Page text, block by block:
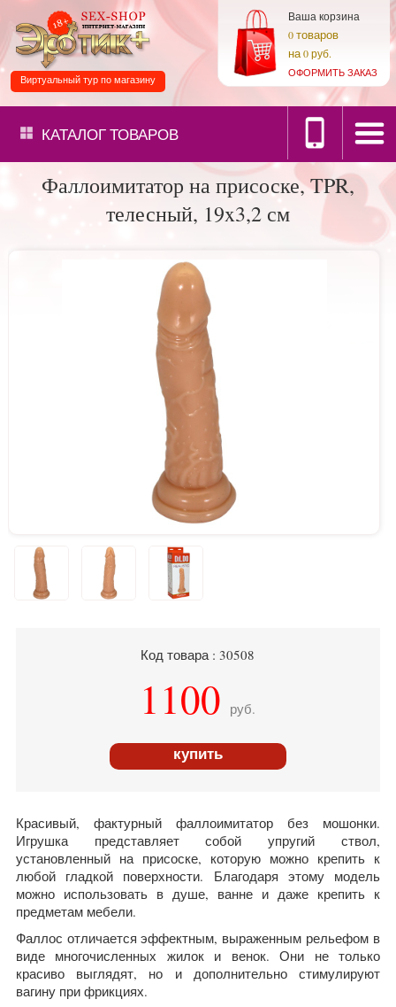
Ваша корзина
0товаров
на0 руб.
ОФОРМИТЬ ЗАКАЗ
Виртуальный тур по магазину
КАТАЛОГТОВАРОВ
Фаллоимитатор на присоске, TPR,
телесный, 19x3,2 см
Код товара : 30508
1100 руб.
купить
Красивый, фактурный фаллоимитатор без мошонки.
Игрушка представляет собой упругий ствол,
установленный на присоске, которую можно крепить к
любой гладкой поверхности. Благодаря этому модель
можно использовать в душе, ванне и даже крепить к
предметам мебели.
Фаллос отличается эффектным, выраженным рельефом в
виде многочисленных жилок и венок. Они не только
красиво выглядят, но и дополнительно стимулируют
вагину при фрикциях.